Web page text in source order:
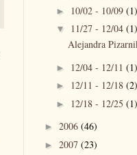
► 10/02 - 10/09 (1)
▼ 11/27 - 12/04 (1)
Alejandra
► 12/04 - 12/11 (1)
► 12/11 - 12/18 (2)
► 12/18 - 12/25 (1)
► 2006 (46)
► 2007 (23)